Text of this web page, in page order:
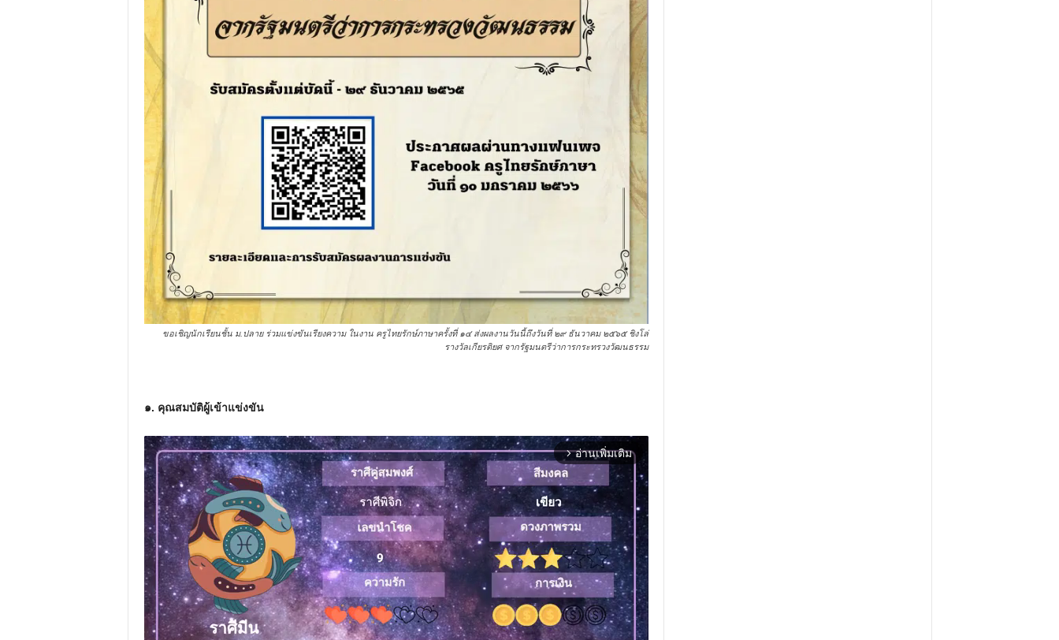
ขอเชิญนักเรียนชั้น ม.ปลาย ร่วมแข่งขันเรียงความ ในงาน ครูไทยรักษ์ภาษาครั้งที่ ๑๔ ส่งผลงานวันนี้ถึงวันที่ ๒๙ ธันวาคม ๒๕๖๕ ชิงโล่
รางวัลเกียรติยศ จากรัฐมนตรีว่าการกระทรวงวัฒนธรรม
๑. คุณสมบัติผู้เข้าแข่งขัน
arrow_forward_ios อ่านเพิ่มเติม